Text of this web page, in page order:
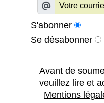
S'abonner
Se désabonner
Avant de
veuillez lire et
Mentions